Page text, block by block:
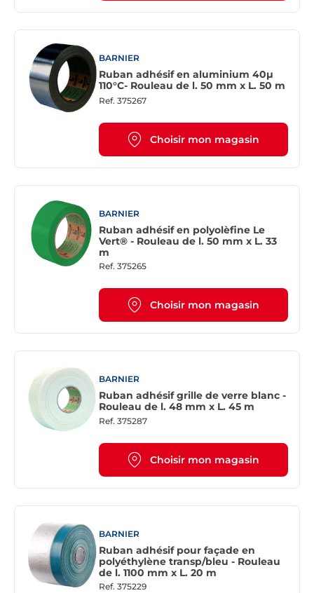
BARNIER
Ruban adhésif en aluminium 40µ
110°C- Rouleau de l. 50 mm x L. 50 m
Ref. 375267
Choisir mon magasin
BARNIER
Ruban adhésif en polyolèfine Le
Vert® - Rouleau de l. 50 mm x L. 33
m
Ref. 375265
Choisir mon magasin
BARNIER
Ruban adhésif grille de verre blanc -
Rouleau de l. 48 mm x L. 45 m
Ref. 375287
Choisir mon magasin
BARNIER
Ruban adhésif pour façade en
polyéthylène transp/bleu - Rouleau
de l. 1100 mm x L. 20 m
Ref. 375229